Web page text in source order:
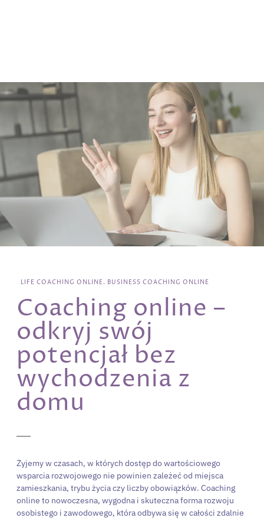
LIFE COACHING ONLINE. BUSINESS COACHING ONLINE
Coaching online –
odkryj swój
potencjał bez
wychodzenia z
domu
Żyjemy w czasach, w których dostęp do wartościowego
wsparcia rozwojowego nie powinien zależeć od miejsca
zamieszkania, trybu życia czy liczby obowiązków. Coaching
online to nowoczesna, wygodna i skuteczna forma rozwoju
osobistego i zawodowego, która odbywa się w całości zdalnie